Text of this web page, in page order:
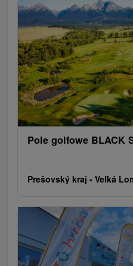
Ogrody botaniczne
Parki miejskie i
Loty widokowe i rejsy wycieczkowe
Jeziora, jeziora, zbiorniki wodne
Wodospady
Kościoły drewniane
Túry a turistické chodníky
Zamki
Miejsca sakralne
Rafting, rafting,
Ośrodek narciarski
Pola golfowe
Amfiteatry i kina w przyrodzie
Pole golfowe BLACK
Prešovský kraj - Veľká